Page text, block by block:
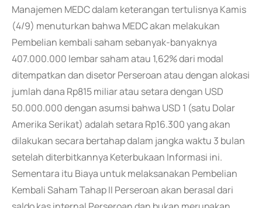
Manajemen MEDC dalam keterangan tertulisnya Kamis
(4/9) menuturkan bahwa MEDC akan melakukan
Pembelian kembali saham sebanyak-banyaknya
407.000.000 lembar saham atau 1,62% dari modal
ditempatkan dan disetor Perseroan atau dengan alokasi
jumlah dana Rp815 miliar atau setara dengan USD
50.000.000 dengan asumsi bahwa USD 1 (satu Dolar
Amerika Serikat) adalah setara Rp16.300 yang akan
dilakukan secara bertahap dalam jangka waktu 3 bulan
setelah diterbitkannya Keterbukaan Informasi ini.
Sementara itu Biaya untuk melaksanakan Pembelian
Kembali Saham Tahap II Perseroan akan berasal dari